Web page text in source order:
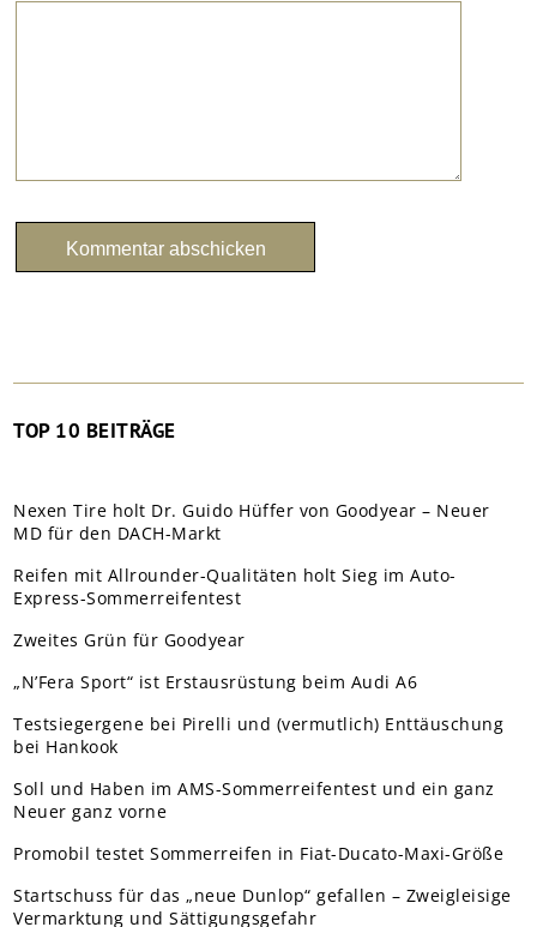
TOP 10 BEITRÄGE
Nexen Tire holt Dr. Guido Hüffer von Goodyear – Neuer
MD für den DACH-Markt
Reifen mit Allrounder-Qualitäten holt Sieg im Auto-
Express-Sommerreifentest
Zweites Grün für Goodyear
„N’Fera Sport“ ist Erstausrüstung beim Audi A6
Testsiegergene bei Pirelli und (vermutlich) Enttäuschung
bei Hankook
Soll und Haben im AMS-Sommerreifentest und ein ganz
Neuer ganz vorne
Promobil testet Sommerreifen in Fiat-Ducato-Maxi-Größe
Startschuss für das „neue Dunlop“ gefallen – Zweigleisige
Vermarktung und Sättigungsgefahr